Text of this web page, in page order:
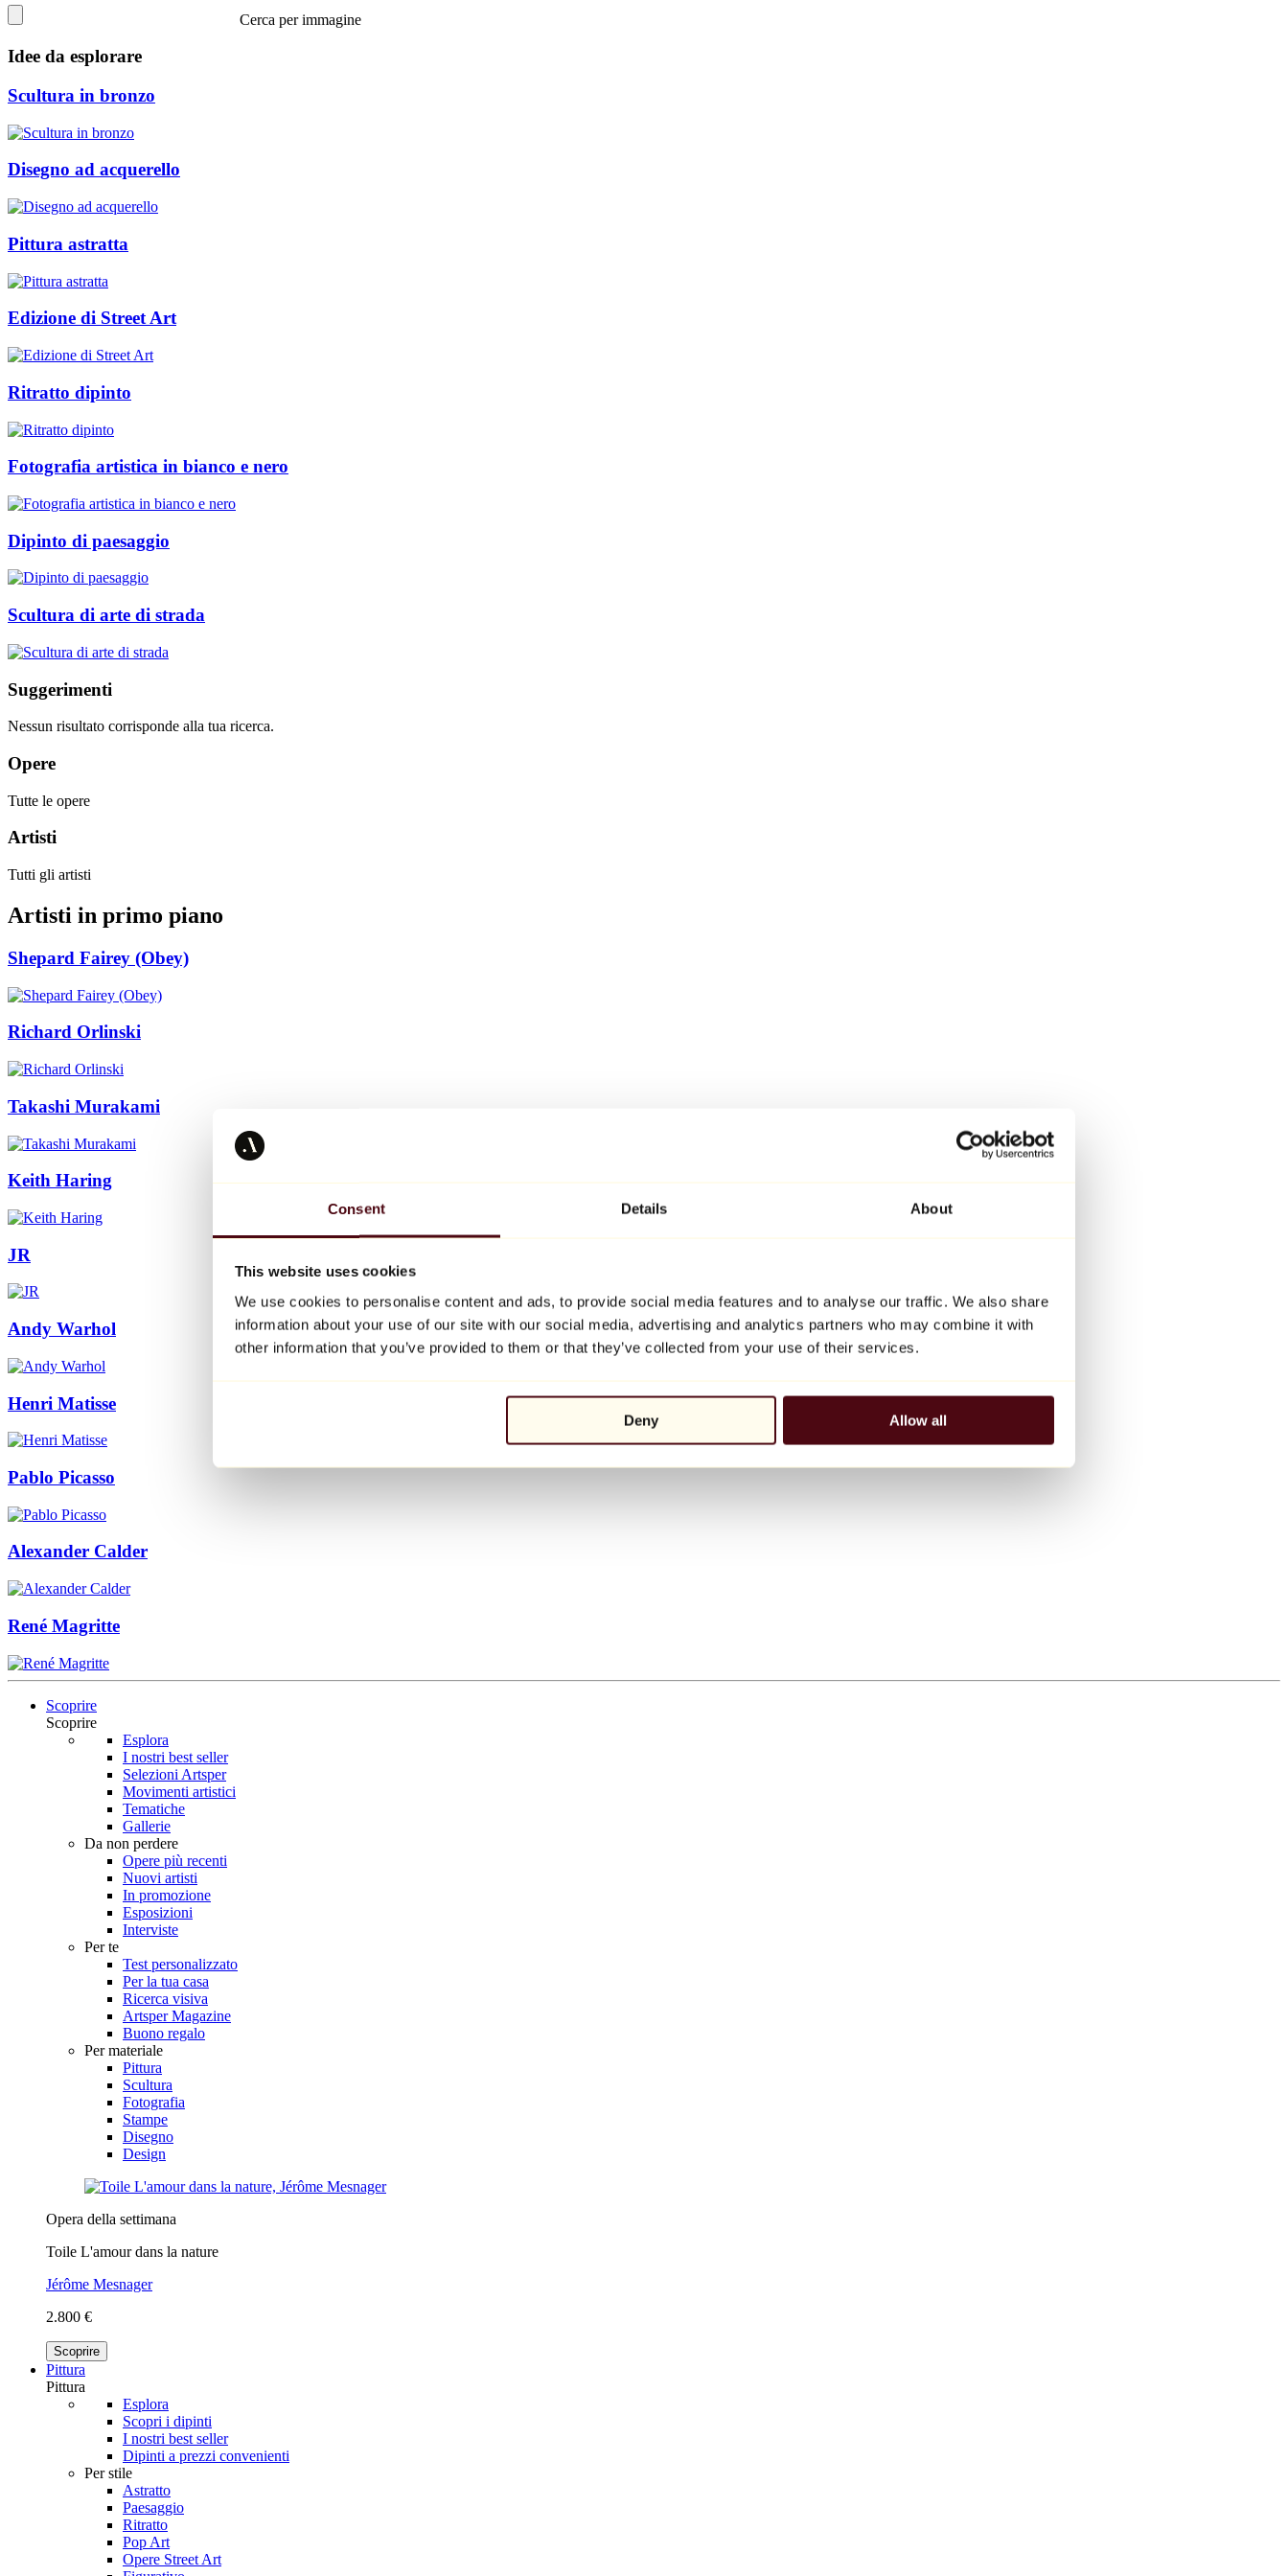
Consent Details About
This website uses cookies
We use cookies to personalise content and ads, to provide social media features and to analyse our traffic. We also share
information about your use of our site with our social media, advertising and analytics partners who may combine it with
other information that you’ve provided to them or that they’ve collected from your use of their services.
Deny Allow all
Cerca per immagine
Idee da esplorare
Scultura in bronzo
Disegno ad acquerello
Pittura astratta
Edizione di Street Art
Ritratto dipinto
Fotografia artistica in bianco e nero
Dipinto di paesaggio
Scultura di arte di strada
Suggerimenti
Nessun risultato corrisponde alla tua ricerca.
Opere
Tutte le opere
Artisti
Tutti gli artisti
Artisti in primo piano
Shepard Fairey (Obey)
Richard Orlinski
Takashi Murakami
Keith Haring
JR
Andy Warhol
Henri Matisse
Pablo Picasso
Alexander Calder
René Magritte
Scoprire
Scoprire
Esplora
I nostri best seller
Selezioni Artsper
Movimenti artistici
Tematiche
Gallerie
Da non perdere
Opere più recenti
Nuovi artisti
In promozione
Esposizioni
Interviste
Per te
Test personalizzato
Per la tua casa
Ricerca visiva
Artsper Magazine
Buono regalo
Per materiale
Pittura
Scultura
Fotografia
Stampe
Disegno
Design
Opera della settimana
Toile L'amour dans la nature
Jérôme Mesnager
2.800 €
Scoprire
Pittura
Pittura
Esplora
Scopri i dipinti
I nostri best seller
Dipinti a prezzi convenienti
Per stile
Astratto
Paesaggio
Ritratto
Pop Art
Opere Street Art